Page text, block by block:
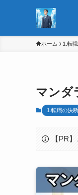
ホーム 1.転
マンダ
1.転職の決
【PR